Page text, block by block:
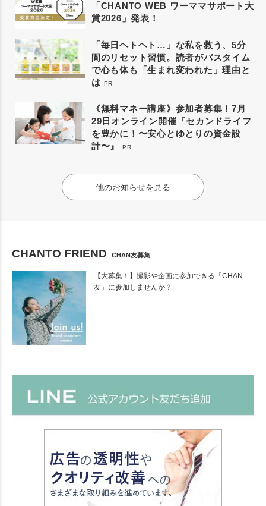
「CHANTO WEB ワーママサポート大
賞2026」発表！
「毎日ヘトヘト…」な私を救う、5分
間のリセット習慣。読者がバスタイム
で心も体も「生まれ変われた」理由と
は PR
《無料マネー講座》参加者募集！7月
29日オンライン開催『セカンドライフ
を豊かに！〜安心とゆとりの資金設
計〜』
PR
他のお知らせを見る
CHANTO FRIEND CHAN友募集
【大募集！】撮影や企画に参加できる「CHAN
友」に参加しませんか？